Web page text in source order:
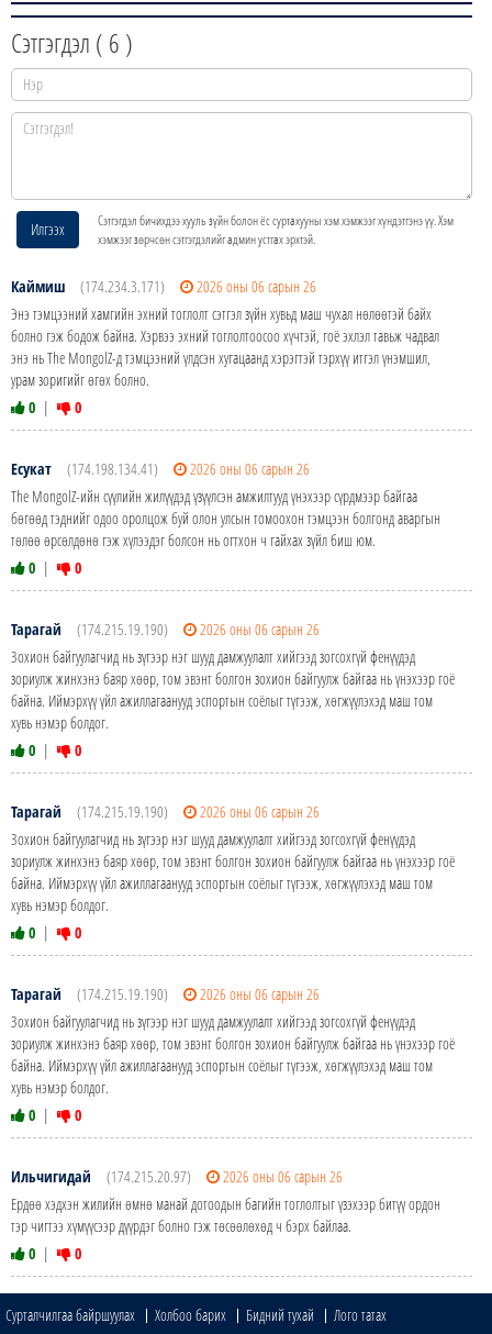
Сэтгэгдэл ( 6 )
Илгээх
Сэтгэгдэл бичихдээ хууль зүйн болон ёс суртахууны хэм хэмжээг хүндэтгэнэ үү. Хэм
хэмжээг зөрчсөн сэтгэгдэлийг админ устгах эрхтэй.
Каймиш (174.234.3.171)
2026 оны 06 сарын 26
Энэ тэмцээний хамгийн эхний тоглолт сэтгэл зүйн хувьд маш чухал нөлөөтэй байх
болно гэж бодож байна. Хэрвээ эхний тоглолтоосоо хүчтэй, гоё эхлэл тавьж чадвал
энэ нь The MongolZ-д тэмцээний үлдсэн хугацаанд хэрэгтэй тэрхүү итгэл үнэмшил,
урам зоригийг өгөх болно.
0 | 0
Есукат (174.198.134.41)
2026 оны 06 сарын 26
The MongolZ-ийн сүүлийн жилүүдэд үзүүлсэн амжилтууд үнэхээр сүрдмээр байгаа
бөгөөд тэднийг одоо оролцож буй олон улсын томоохон тэмцээн болгонд аваргын
төлөө өрсөлдөнө гэж хүлээдэг болсон нь огтхон ч гайхах зүйл биш юм.
0 | 0
Тарагай (174.215.19.190)
2026 оны 06 сарын 26
Зохион байгуулагчид нь зүгээр нэг шууд дамжуулалт хийгээд зогсохгүй фенүүдэд
зориулж жинхэнэ баяр хөөр, том эвэнт болгон зохион байгуулж байгаа нь үнэхээр гоё
байна. Иймэрхүү үйл ажиллагаанууд эспортын соёлыг түгээж, хөгжүүлэхэд маш том
хувь нэмэр болдог.
0 | 0
Тарагай (174.215.19.190)
2026 оны 06 сарын 26
Зохион байгуулагчид нь зүгээр нэг шууд дамжуулалт хийгээд зогсохгүй фенүүдэд
зориулж жинхэнэ баяр хөөр, том эвэнт болгон зохион байгуулж байгаа нь үнэхээр гоё
байна. Иймэрхүү үйл ажиллагаанууд эспортын соёлыг түгээж, хөгжүүлэхэд маш том
хувь нэмэр болдог.
0 | 0
Тарагай (174.215.19.190)
2026 оны 06 сарын 26
Зохион байгуулагчид нь зүгээр нэг шууд дамжуулалт хийгээд зогсохгүй фенүүдэд
зориулж жинхэнэ баяр хөөр, том эвэнт болгон зохион байгуулж байгаа нь үнэхээр гоё
байна. Иймэрхүү үйл ажиллагаанууд эспортын соёлыг түгээж, хөгжүүлэхэд маш том
хувь нэмэр болдог.
0 | 0
Ильчигидай (174.215.20.97)
2026 оны 06 сарын 26
Ердөө хэдхэн жилийн өмнө манай дотоодын багийн тоглолтыг үзэхээр битүү ордон
тэр чигтээ хүмүүсээр дүүрдэг болно гэж төсөөлөхөд ч бэрх байлаа.
0 | 0
Сурталчилгаа байршуулах Холбоо барих Бидний тухай
Лого татах